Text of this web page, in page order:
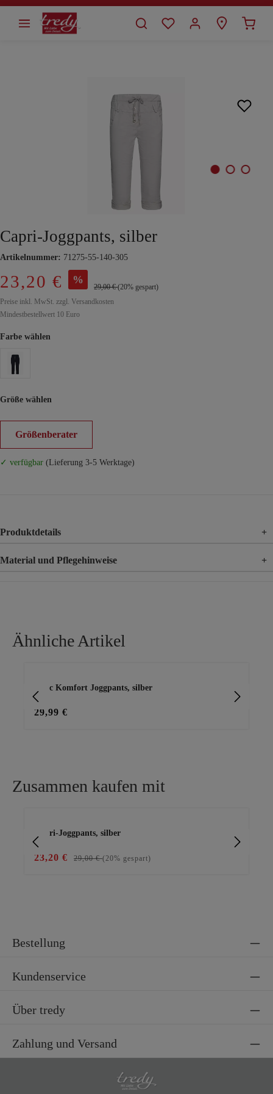
springen
Capri-Joggpants, silber
Artikelnummer: 71275-55-140-305
23,20 € %
29,00 €(20% gespart)
Preise inkl. MwSt. zzgl. Versandkosten
Mindestbestellwert 10 Euro
Farbe wählen
Größe wählen
Größenberater
✓ verfügbar (Lieferung 3-5 Werktage)
Produktdetails +
Material und Pflegehinweise +
Ähnliche Artikel
Basic Komfort Joggpants, silber
29,99 €
Zusammen kaufen mit
Capri-Joggpants, silber
23,20 € 29,00 €(20% gespart)
Bestellung
Kundenservice
Über tredy
Zahlung und Versand